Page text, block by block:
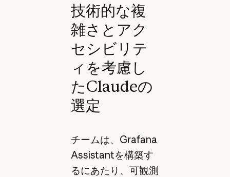
技術的な複
雑さとアク
セシビリテ
ィを考慮し
たClaudeの
選定
チームは、Grafana
Assistantを構築す
るにあたり、可観測